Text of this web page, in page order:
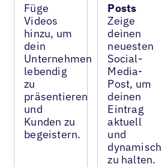
Füge
Videos
hinzu, um
dein
Unternehmen
lebendig
zu
präsentieren
und
Kunden zu
begeistern.
Posts
Zeige
deinen
neuesten
Social-
Media-
Post, um
deinen
Eintrag
aktuell
und
dynamisch
zu halten.